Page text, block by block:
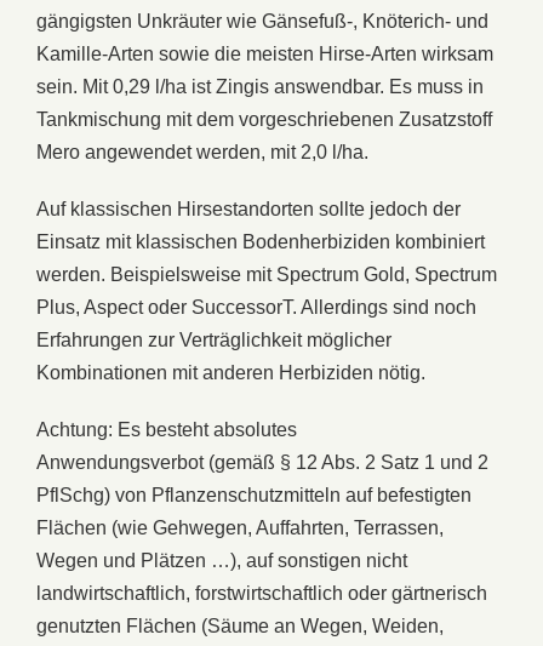
gängigsten Unkräuter wie Gänsefuß-, Knöterich- und
Kamille-Arten sowie die meisten Hirse-Arten wirksam
sein. Mit 0,29 l/ha ist Zingis answendbar. Es muss in
Tankmischung mit dem vorgeschriebenen Zusatzstoff
Mero angewendet werden, mit 2,0 l/ha.
Auf klassischen Hirsestandorten sollte jedoch der
Einsatz mit klassischen Bodenherbiziden kombiniert
werden. Beispielsweise mit Spectrum Gold, Spectrum
Plus, Aspect oder SuccessorT. Allerdings sind noch
Erfahrungen zur Verträglichkeit möglicher
Kombinationen mit anderen Herbiziden nötig.
Achtung: Es besteht absolutes
Anwendungsverbot (gemäß § 12 Abs. 2 Satz 1 und 2
PflSchg) von Pflanzenschutzmitteln auf befestigten
Flächen (wie Gehwegen, Auffahrten, Terrassen,
Wegen und Plätzen …), auf sonstigen nicht
landwirtschaftlich, forstwirtschaftlich oder gärtnerisch
genutzten Flächen (Säume an Wegen, Weiden,